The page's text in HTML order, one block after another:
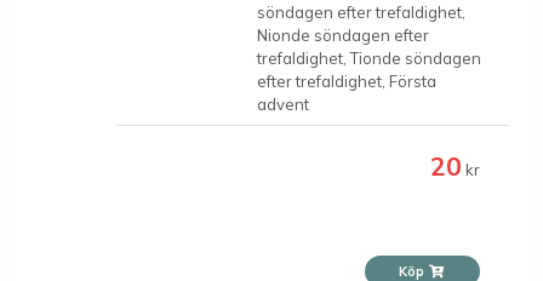
söndagen efter trefaldighet,
Nionde söndagen efter
trefaldighet, Tionde söndagen
efter trefaldighet, Första
advent
20 kr
Köp